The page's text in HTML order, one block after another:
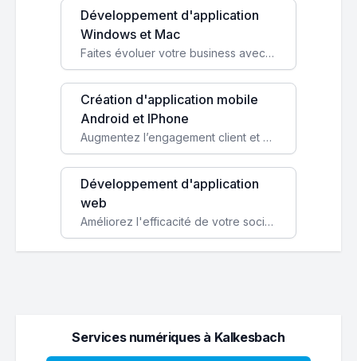
Développement d'application
Windows et Mac
Faites évoluer votre business avec des solutions logicielles personnalisées, parfaitement adaptées à vos besoins spécifiques.
Création d'application mobile
Android et IPhone
Augmentez l’engagement client et simplifiez vos processus avec une application mobile sur mesure, disponible sur iOS et Android.
Développement d'application
web
Améliorez l'efficacité de votre société avec une application web personnalisée accessible partout et tout le temps.
Services numériques à Kalkesbach